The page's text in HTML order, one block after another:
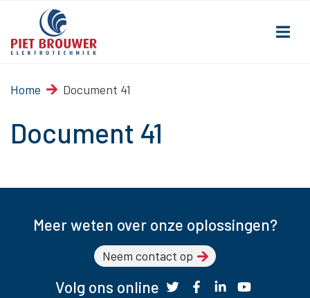
Home Document 41
Document 41
Meer weten over onze oplossingen?
Neem contact op
Volg ons online